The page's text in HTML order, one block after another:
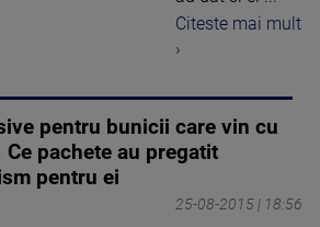
Citeste mai mult
›
pentru bunicii care vin cu
pachete au pregatit
pentru ei
25-08-2015 | 18:56